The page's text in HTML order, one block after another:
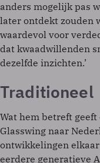
anders mogelijk pas
later ontdekt zouden
waardevol voor
dat kwaadwillenden
dezelfde inzichten.’
Traditioneel
Wat hem betreft
Glasswing naar
ontwikkelingen elkaar
eerdere generatieve